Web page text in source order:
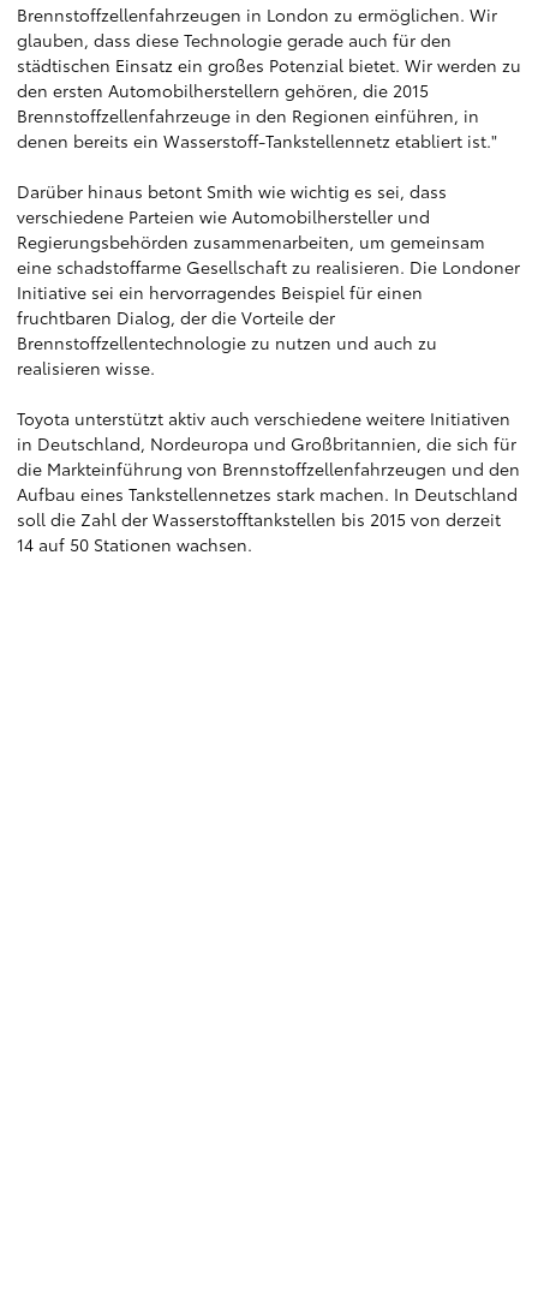
Brennstoffzellenfahrzeugen in London zu ermöglichen. Wir
glauben, dass diese Technologie gerade auch für den
städtischen Einsatz ein großes Potenzial bietet. Wir werden zu
den ersten Automobilherstellern gehören, die 2015
Brennstoffzellenfahrzeuge in den Regionen einführen, in
denen bereits ein Wasserstoff-Tankstellennetz etabliert ist."
Darüber hinaus betont Smith wie wichtig es sei, dass
verschiedene Parteien wie Automobilhersteller und
Regierungsbehörden zusammenarbeiten, um gemeinsam
eine schadstoffarme Gesellschaft zu realisieren. Die Londoner
Initiative sei ein hervorragendes Beispiel für einen
fruchtbaren Dialog, der die Vorteile der
Brennstoffzellentechnologie zu nutzen und auch zu
realisieren wisse.
Toyota unterstützt aktiv auch verschiedene weitere Initiativen
in Deutschland, Nordeuropa und Großbritannien, die sich für
die Markteinführung von Brennstoffzellenfahrzeugen und den
Aufbau eines Tankstellennetzes stark machen. In Deutschland
soll die Zahl der Wasserstofftankstellen bis 2015 von derzeit
14 auf 50 Stationen wachsen.